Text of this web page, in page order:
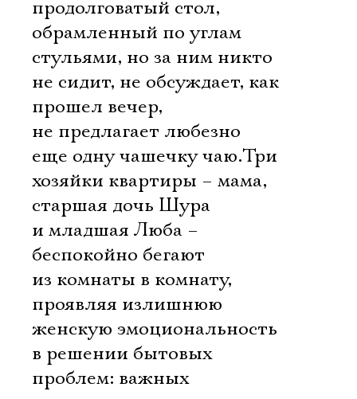
продолговатый стол,
обрамленный по углам
стульями, но за ним никто
не сидит, не обсуждает, как
прошел вечер,
не предлагает любезно
еще одну чашечку чаю.Три
хозяйки квартиры – мама,
старшая дочь Шура
и младшая Люба –
беспокойно бегают
из комнаты в комнату,
проявляя излишнюю
женскую эмоциональность
в решении бытовых
проблем: важных